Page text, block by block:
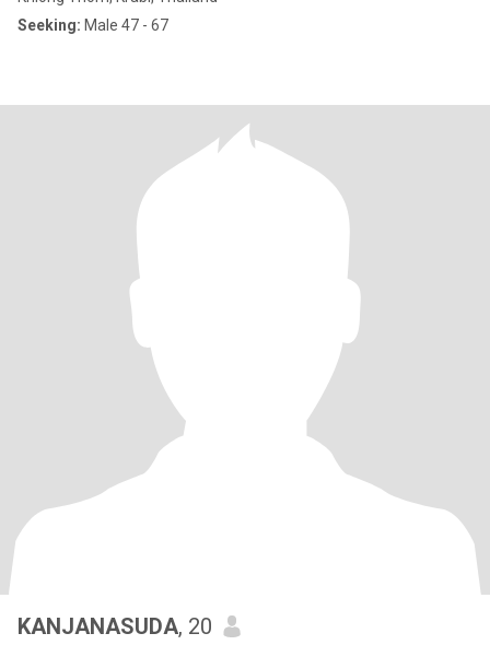
Seeking: Male 47 - 67
KANJANASUDA, 20